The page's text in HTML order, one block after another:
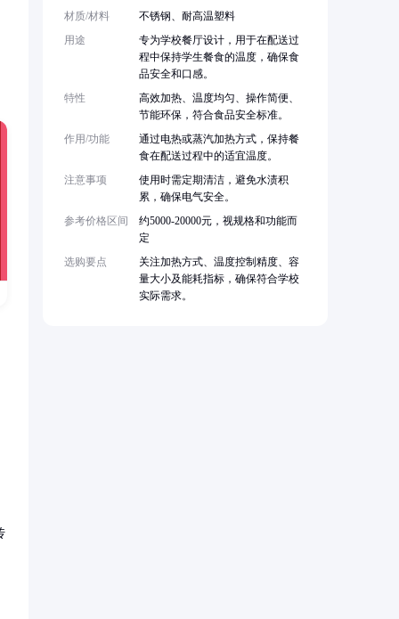
材质/材料
不锈钢、耐高温塑料
用途
专为学校餐厅设计，用于在配送过
程中保持学生餐食的温度，确保食
品安全和口感。
特性
高效加热、温度均匀、操作简便、
节能环保，符合食品安全标准。
作用/功能
通过电热或蒸汽加热方式，保持餐
食在配送过程中的适宜温度。
注意事项
使用时需定期清洁，避免水渍积
累，确保电气安全。
参考价格区间
约5000-20000元，视规格和功能而
定
选购要点
关注加热方式、温度控制精度、容
量大小及能耗指标，确保符合学校
实际需求。